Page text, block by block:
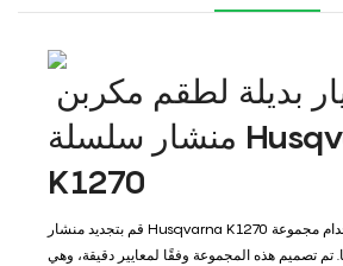
بديلة لطقم مكربن
منشار سلسلة Husqvarna
K1270
قم بتجديد منشار Husqvarna K1270 الخاص بك باستخدام مجموعة
تم تصميم هذه المجموعة وفقًا لمعايير دقيقة، وهي